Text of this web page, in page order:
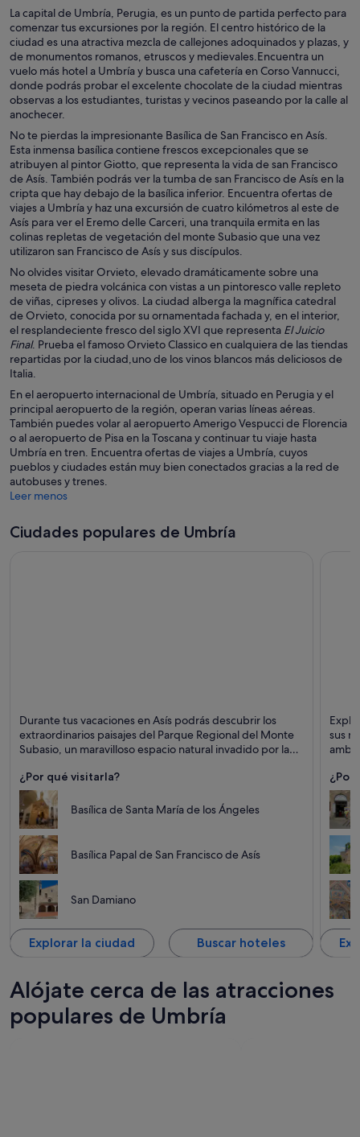
La capital de Umbría, Perugia, es un punto de partida perfecto para
comenzar tus excursiones por la región. El centro histórico de la
ciudad es una atractiva mezcla de callejones adoquinados y plazas, y
de monumentos romanos, etruscos y medievales.Encuentra un
vuelo más hotel a Umbría y busca una cafetería en Corso Vannucci,
donde podrás probar el excelente chocolate de la ciudad mientras
observas a los estudiantes, turistas y vecinos paseando por la calle al
anochecer.
No te pierdas la impresionante Basílica de San Francisco en Asís.
Esta inmensa basílica contiene frescos excepcionales que se
atribuyen al pintor Giotto, que representa la vida de san Francisco
de Asís. También podrás ver la tumba de san Francisco de Asís en la
cripta que hay debajo de la basílica inferior. Encuentra ofertas de
viajes a Umbría y haz una excursión de cuatro kilómetros al este de
Asís para ver el Eremo delle Carceri, una tranquila ermita en las
colinas repletas de vegetación del monte Subasio que una vez
utilizaron san Francisco de Asís y sus discípulos.
No olvides visitar Orvieto, elevado dramáticamente sobre una
meseta de piedra volcánica con vistas a un pintoresco valle repleto
de viñas, cipreses y olivos. La ciudad alberga la magnífica catedral
de Orvieto, conocida por su ornamentada fachada y, en el interior,
el resplandeciente fresco del siglo XVI que representa El Juicio
Final. Prueba el famoso Orvieto Classico en cualquiera de las tiendas
repartidas por la ciudad,uno de los vinos blancos más deliciosos de
Italia.
En el aeropuerto internacional de Umbría, situado en Perugia y el
principal aeropuerto de la región, operan varias líneas aéreas.
También puedes volar al aeropuerto Amerigo Vespucci de Florencia
o al aeropuerto de Pisa en la Toscana y continuar tu viaje hasta
Umbría en tren. Encuentra ofertas de viajes a Umbría, cuyos
pueblos y ciudades están muy bien conectados gracias a la red de
autobuses y trenes.
Leer menos
Ciudades populares de Umbría
Puntos fuertes: Catedrales, Patrimonio histórico y
Iglesias
Durante tus vacaciones en Asís podrás descubrir los
extraordinarios paisajes del Parque Regional del Monte
Subasio, un maravilloso espacio natural invadido por la
Además de su infinidad de recursos naturales, la ciudad
ha sido declarada Patrimonio de la Humanidad por la
UNESCO gracias a su gran patrimonio cultural y artístico.
Echa un vistazo a los paquetes de vacaciones en Asís y
descubre la formidable belleza de esta ciudad.
¿Por qué visitarla?
Basílica de Santa María de los Ángeles
Basílica Papal de San Francisco de Asís
San Damiano
Explorar la ciudad Buscar hoteles
Jazz
sus
¿Por
Alójate cerca de las atracciones
populares de Umbría